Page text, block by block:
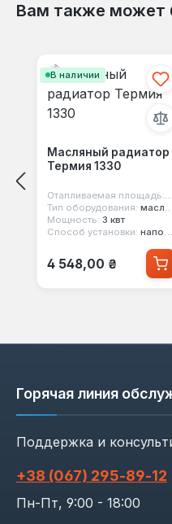
Вам также может
В наличии
Масляный радиатор
Термия 1330
Отапливаемая площадь:
Тип оборудования: масляный обогреватель
Мощность: 3 квт
Способ установки: напольный
Обычная цена:
4 548,00 ₴
Горячая линия
Поддержка и
+38 (067) 295‑89‑12
Пн-Пт, 9:00 - 18:00